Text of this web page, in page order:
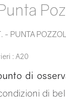
- PUNTA
: A20
di
di